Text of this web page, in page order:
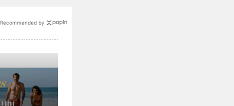
Recommended by